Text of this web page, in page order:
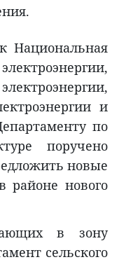
Национальная
и
по
поручено
новые
районе нового
в зону
сельского